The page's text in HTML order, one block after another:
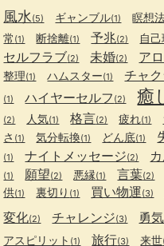
風水(5) ギャンブル(1) 瞑想
常 (1) 断捨離(1) 予兆(2) 自
セルフラブ(2) 未婚(2) ア
整理(1) ハムスター(1) チャ
(1) ハイヤーセルフ (2) 癒
(2) 人気(1) 格言(2) 疲れ(1)
さ (1) 気分転換(1) どん底(1)
(1) ナイトメッセージ(2)
(1) 願望(2) 悪縁(1) 言葉(2)
供(1) 裏切り (1) 買い物運(3)
変化(2) チャレンジ(3) 勇気
アスピリット (1) 旅行(3) 来世